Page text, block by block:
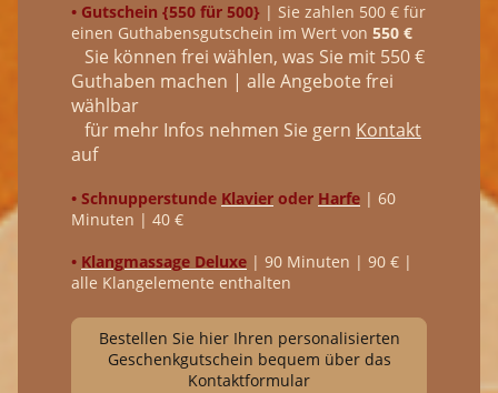
• Gutschein {550 für 500} | Sie zahlen 500 € für
einen Guthabensgutschein im Wert von 550 €
Sie können frei wählen, was Sie mit 550 €
Guthaben machen | alle Angebote frei
wählbar
für mehr Infos nehmen Sie gern Kontakt
auf
• Schnupperstunde Klavier oder Harfe | 60
Minuten | 40 €
• Klangmassage Deluxe | 90 Minuten | 90 € |
alle Klangelemente enthalten
Bestellen Sie hier Ihren personalisierten
Geschenkgutschein bequem über das
Kontaktformular